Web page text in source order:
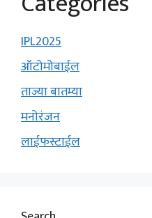
IPL2025
ऑटोमोबाईल
ताज्या बातम्या
मनोरंजन
लाईफस्टाईल